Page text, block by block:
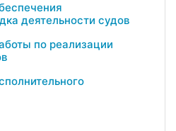
деятельности судов
по реализации